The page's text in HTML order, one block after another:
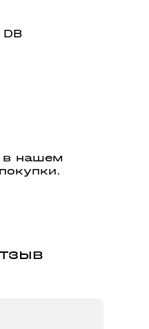
в нашем